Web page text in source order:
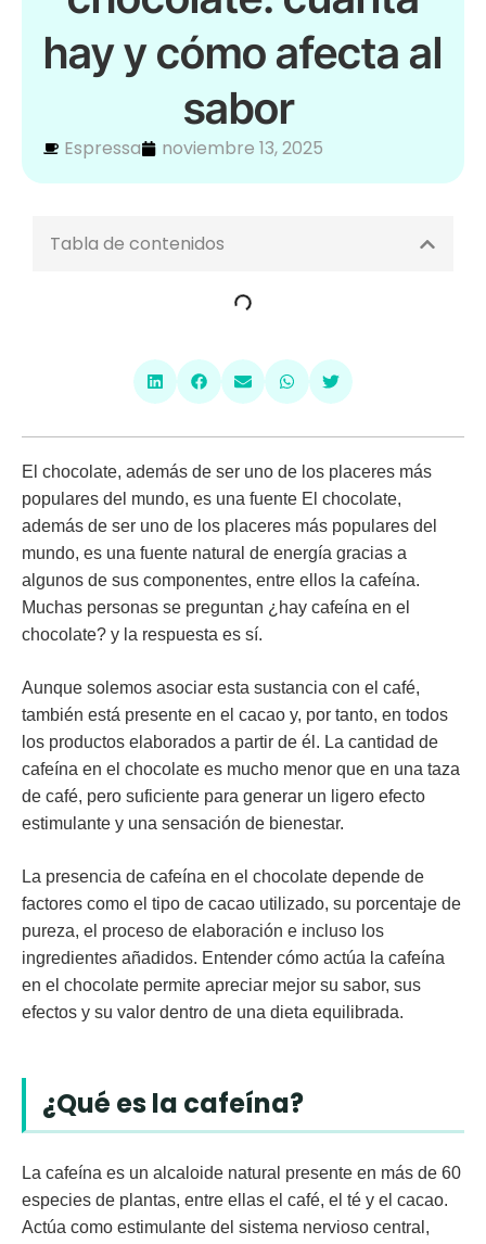
hay y cómo afecta al
sabor
Espressa noviembre 13, 2025
Tabla de contenidos
El chocolate, además de ser uno de los placeres más
populares del mundo, es una fuente El chocolate,
además de ser uno de los placeres más populares del
mundo, es una fuente natural de energía gracias a
algunos de sus componentes, entre ellos la cafeína.
Muchas personas se preguntan ¿hay cafeína en el
chocolate? y la respuesta es sí.
Aunque solemos asociar esta sustancia con el café,
también está presente en el cacao y, por tanto, en todos
los productos elaborados a partir de él. La cantidad de
cafeína en el chocolate es mucho menor que en una taza
de café, pero suficiente para generar un ligero efecto
estimulante y una sensación de bienestar.
La presencia de cafeína en el chocolate depende de
factores como el tipo de cacao utilizado, su porcentaje de
pureza, el proceso de elaboración e incluso los
ingredientes añadidos. Entender cómo actúa la cafeína
en el chocolate permite apreciar mejor su sabor, sus
efectos y su valor dentro de una dieta equilibrada.
¿Qué es la cafeína?
La cafeína es un alcaloide natural presente en más de 60
especies de plantas, entre ellas el café, el té y el cacao.
Actúa como estimulante del sistema nervioso central ,